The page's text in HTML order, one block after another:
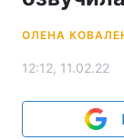
ОЛЕНА
12:12, 11.02.22